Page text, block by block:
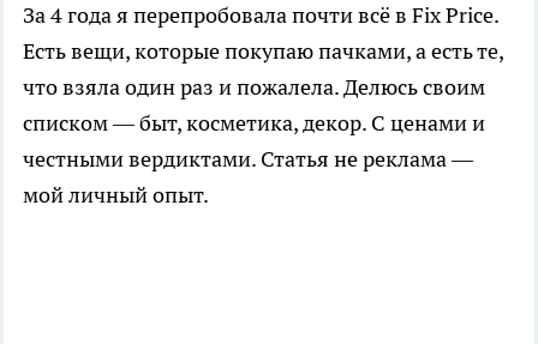
За 4 года я перепробовала почти всё в Fix Price.
Есть вещи, которые покупаю пачками, а есть те,
что взяла один раз и пожалела. Делюсь своим
списком — быт, косметика, декор. С ценами и
честными вердиктами. Статья не реклама —
мой личный опыт.